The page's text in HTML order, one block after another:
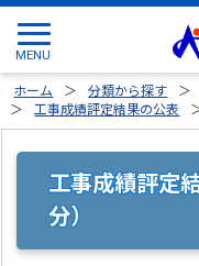
ホーム 分類から探す
工事成績評定結果の公表
工事成績評定
分）